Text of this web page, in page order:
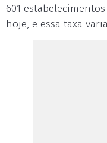
601
hoje, e essa taxa